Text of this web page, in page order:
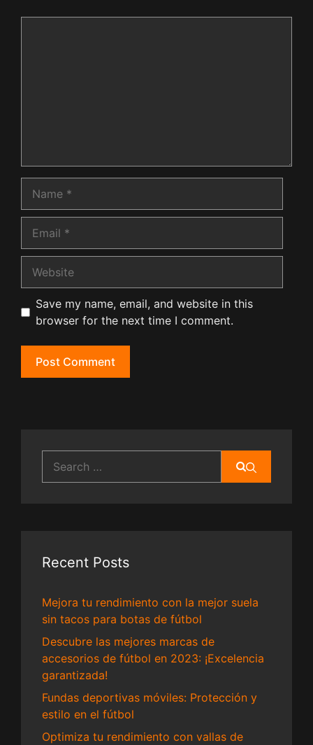
Save my name, email, and website in this
browser for the next time I comment.
for:
Recent Posts
Mejora tu rendimiento con la mejor suela
sin tacos para botas de fútbol
Descubre las mejores marcas de
accesorios de fútbol en 2023: ¡Excelencia
garantizada!
Fundas deportivas móviles: Protección y
estilo en el fútbol
Optimiza tu rendimiento con vallas de